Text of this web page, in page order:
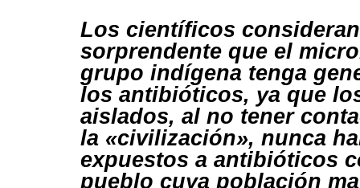
Los científicos
sorprendente que el
grupo indígena tenga
los antibióticos, ya que
aislados, al no tener
la «civilización», nunca
expuestos a antibióticos
pueblo cuya población